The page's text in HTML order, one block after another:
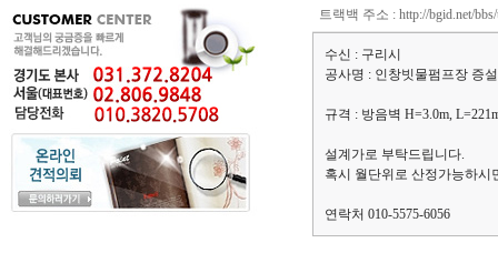
트랙백 주소 : http://bgid.net/
수신 : 구리시
공사명 : 인창빗물펌프장 증
규격 : 방음벽 H=3.0m,
설계가로 부탁드립니다.
혹시 월단위로 산정가능하시
연락처 010-5575-6056